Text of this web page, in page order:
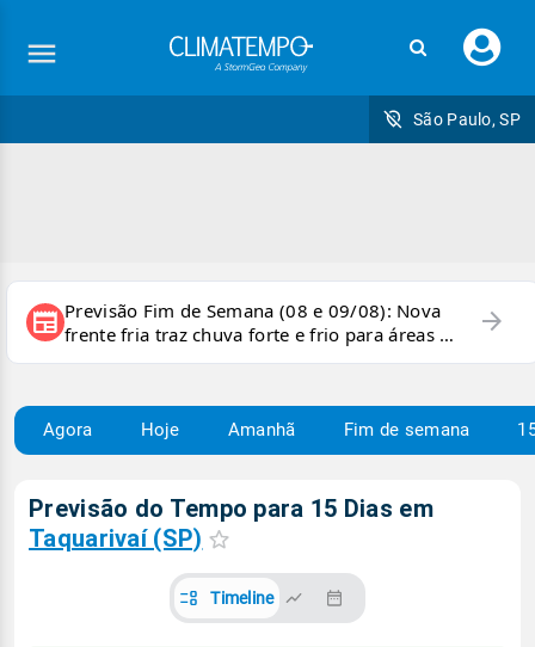
seu
São Paulo, SP
newspaper Previsão Fim de Semana (08 e 09/08): Nova
frente fria traz chuva forte e frio para áreas do
país
arrow_forward
Agora Hoje Amanhã Fim de semana
Previsão do Tempo para 15 Dias em
Taquarivaí (SP)
Timeline